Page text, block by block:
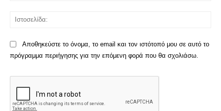
Αποθηκεύστε το όνομα, το email και τον ιστότοπό μου σε αυτό το
πρόγραμμα περιήγησης για την επόμενη φορά που θα σχολιάσω.